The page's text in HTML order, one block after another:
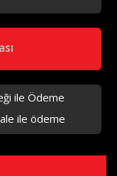
ile Ödeme
ile ödeme